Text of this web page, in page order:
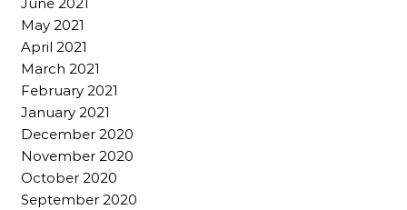
June 2021
May 2021
April 2021
March 2021
February 2021
January 2021
December 2020
November 2020
October 2020
September 2020